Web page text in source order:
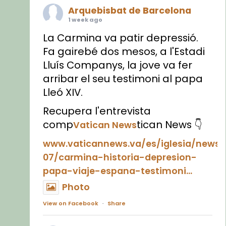
Arquebisbat de Barcelona
1 week ago
La Carmina va patir depressió.
Fa gairebé dos mesos, a l'Estadi
Lluís Companys, la jove va fer
arribar el seu testimoni al papa
Lleó XIV.
Recupera l'entrevista
compVatican Newstican News 👇
www.vaticannews.va/es/iglesia/news/
07/carmina-historia-depresion-
papa-viaje-espana-testimoni...
Photo
View on Facebook · Share